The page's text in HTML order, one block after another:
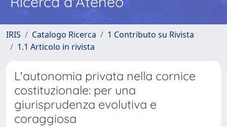
IRIS Catalogo Ricerca
1 Contributo su Rivista
1.1 Articolo in rivista
L'autonomia privata nella cornice
costituzionale: per una
giurisprudenza evolutiva e
coraggiosa